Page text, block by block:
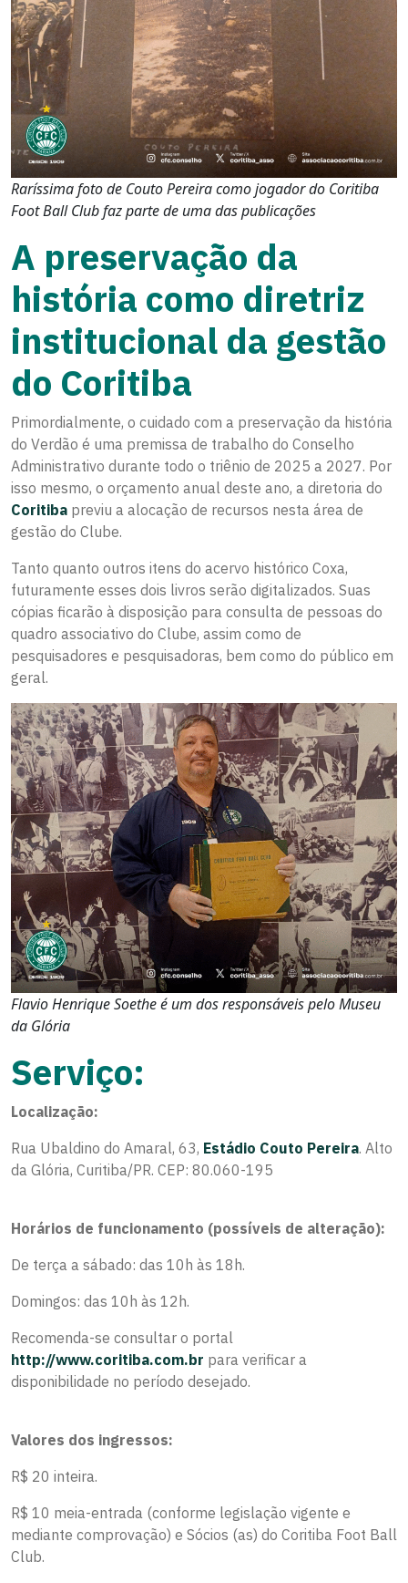
Raríssima foto de Couto Pereira como jogador do Coritiba
Foot Ball Club faz parte de uma das publicações
A preservação da
história como diretriz
institucional da gestão
do Coritiba
Primordialmente, o cuidado com a preservação da história
do Verdão é uma premissa de trabalho do Conselho
Administrativo durante todo o triênio de 2025 a 2027. Por
isso mesmo, o orçamento anual deste ano, a diretoria do
Coritiba previu a alocação de recursos nesta área de
gestão do Clube.
Tanto quanto outros itens do acervo histórico Coxa,
futuramente esses dois livros serão digitalizados. Suas
cópias ficarão à disposição para consulta de pessoas do
quadro associativo do Clube, assim como de
pesquisadores e pesquisadoras, bem como do público em
geral.
Flavio Henrique Soetheé um dos responsáveis pelo Museu
da Glória
Serviço:
Localização:
Rua Ubaldino do Amaral, 63, Estádio Couto Pereira. Alto
da Glória, Curitiba/PR. CEP: 80.060-195
Horários de funcionamento (possíveis de alteração):
De terça a sábado: das 10h às 18h.
Domingos: das 10h às 12h.
Recomenda-se consultar o portal
http://www.coritiba.com.br para verificar a
disponibilidade no período desejado.
Valores dos ingressos:
R$ 20 inteira.
R$ 10 meia-entrada (conforme legislação vigente e
mediante comprovação) e Sócios (as) do Coritiba Foot Ball
Club.